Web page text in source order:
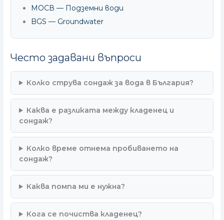
МОСВ — Подземни води
BGS — Groundwater
Често задавани въпроси
Колко струва сондаж за вода в България?
Каква е разликата между кладенец и
сондаж?
Колко време отнема пробиването на
сондаж?
Каква помпа ми е нужна?
Кога се почиства кладенец?